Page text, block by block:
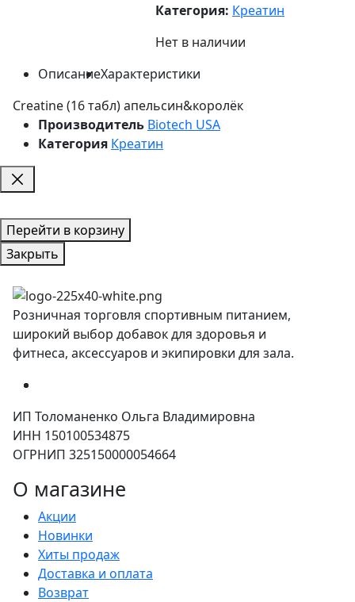
Категория: Креатин
Нет в наличии
ОписаниеХарактеристики
Creatine (16 табл) апельсин&королёк
Производитель Biotech USA
Категория Креатин
Перейти в корзину
Закрыть
Розничная торговля спортивным питанием,
широкий выбор добавок для здоровья и
фитнеса, аксессуаров и экипировки для зала.
ИП Толоманенко Ольга Владимировна
ИНН 150100534875
ОГРНИП 325150000054664
О магазине
Акции
Новинки
Хиты продаж
Доставка и оплата
Возврат